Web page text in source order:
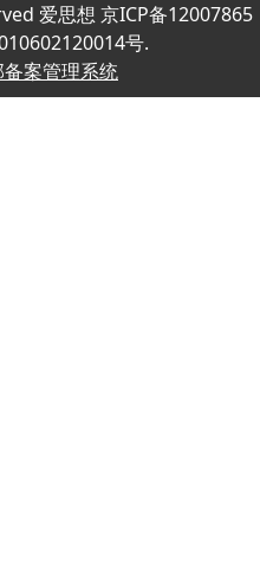
爱思想 京ICP备12007865
号.
案管理系统